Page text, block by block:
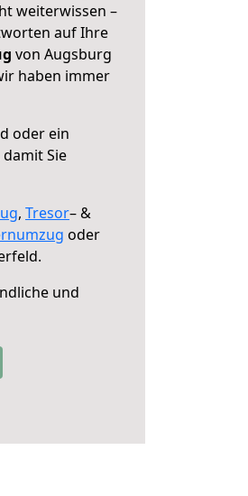
weiterwissen –
auf Ihre
von Augsburg
haben immer
oder ein
damit Sie
, Tresor– &
oder
und